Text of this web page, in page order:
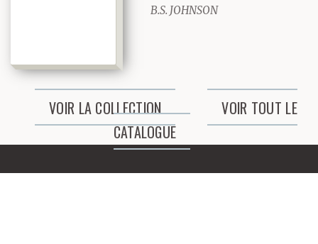
par m’y faire.
Luke a dit : Eh bien moi,
j’m’y serais jamais fait.
B.S. JOHNSON
VOIR LA COLLECTION
VOIR TOUT LE
CATALOGUE